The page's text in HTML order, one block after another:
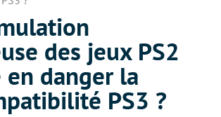
des jeux PS2
danger la
PS3 ?